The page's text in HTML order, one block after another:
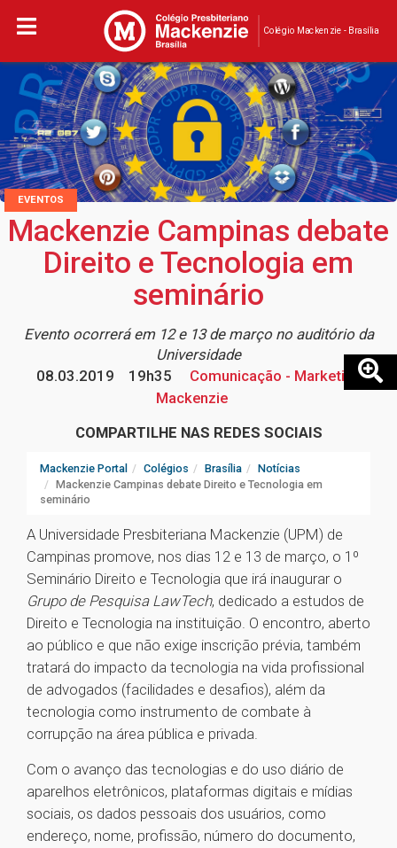
Colégio Mackenzie - Brasília
EVENTOS
Mackenzie Campinas debate
Direito e Tecnologia em
seminário
Evento ocorrerá em 12 e 13 de março no auditório da
Universidade
08.03.2019
19h35
Comunicação - Marketing
Mackenzie
COMPARTILHE NAS REDES SOCIAIS
Mackenzie Portal Colégios Brasília
Notícias
Mackenzie Campinas debate Direito e Tecnologia em
seminário
A Universidade Presbiteriana Mackenzie (UPM) de
Campinas promove, nos dias 12 e 13 de março, o 1º
Seminário Direito e Tecnologia que irá inaugurar o
Grupo de Pesquisa LawTech, dedicado a estudos de
Direito e Tecnologia na instituição. O encontro, aberto
ao público e que não exige inscrição prévia, também
tratará do impacto da tecnologia na vida profissional
de advogados (facilidades e desafios), além da
tecnologia como instrumento de combate à
corrupção na área pública e privada.
Com o avanço das tecnologias e do uso diário de
aparelhos eletrônicos, plataformas digitais e mídias
sociais, os dados pessoais dos usuários, como
endereço, nome, profissão, número do documento,